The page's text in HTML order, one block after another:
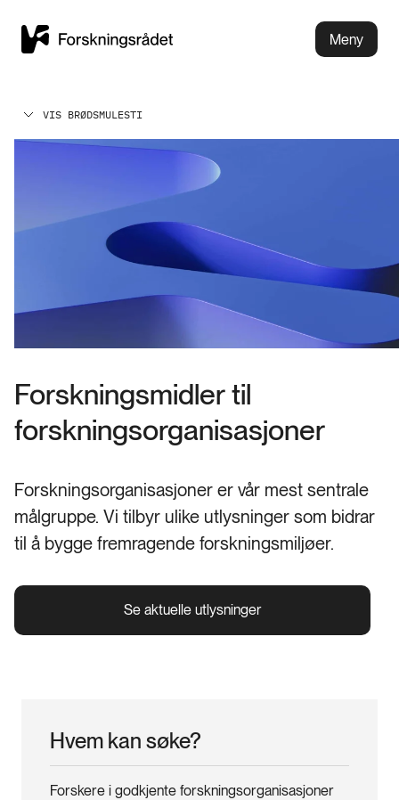
Meny
VIS BRØDSMULESTI
Forskningsmidler til
forsknings­organisasjoner
Forskningsorganisasjoner er vår mest sentrale
målgruppe. Vi tilbyr ulike utlysninger som bidrar
til å bygge fremragende forskningsmiljøer.
Se aktuelle utlysninger
Hvem kan søke?
Forskere i godkjente forskningsorganisasjoner